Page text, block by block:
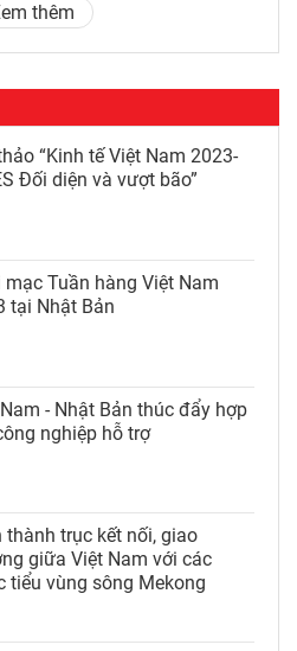
thêm
“Kinh tế Việt Nam 2023-
Đối diện và vượt bão”
mạc Tuần hàng Việt Nam
tại Nhật Bản
- Nhật Bản thúc đẩy hợp
nghiệp hỗ trợ
thành trục kết nối, giao
giữa Việt Nam với các
tiểu vùng sông Mekong